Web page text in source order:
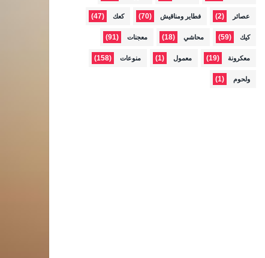
عصائر (2) فطاير ومناقيش (70) كعك (47)
كيك (59) محاشي (18) معجنات (91)
معكرونة (19) معمول (1) منوعات (158)
ولحوم (1)